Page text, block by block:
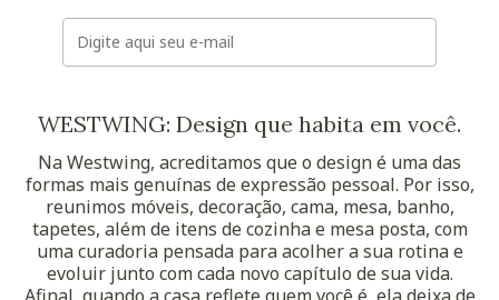
E-mail
WESTWING: Design que habita em você.
Na Westwing, acreditamos que o design é uma das
formas mais genuínas de expressão pessoal. Por isso,
reunimos móveis, decoração, cama, mesa, banho,
tapetes, além de itens de cozinha e mesa posta, com
uma curadoria pensada para acolher a sua rotina e
evoluir junto com cada novo capítulo de sua vida.